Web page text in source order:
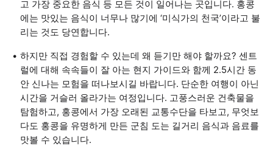
고 가장 중요한 음식 등 모든 것이 일어나는 곳입니다. 홍콩
에는 맛있는 음식이 너무나 많기에 ‘미식가의 천국’이라고 불
리는 것도 당연합니다.
하지만 직접 경험할 수 있는데 왜 듣기만 해야 할까요? 센트
럴에 대해 속속들이 잘 아는 현지 가이드와 함께 2.5시간 동
안 신나는 모험을 떠나보시길 바랍니다. 단순한 여행이 아닌
시간을 거슬러 올라가는 여정입니다. 고풍스러운 건축물을
탐험하고, 홍콩에서 가장 오래된 교통수단을 타보고, 무엇보
다도 홍콩을 유명하게 만든 군침 도는 길거리 음식과 음료를
맛볼 수 있습니다.